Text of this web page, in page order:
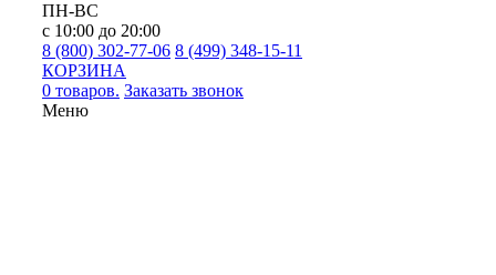
ПН-ВС
с 10:00 до 20:00
8 (800) 302-77-06 8 (499) 348-15-11
КОРЗИНА
0 товаров. Заказать звонок
Меню